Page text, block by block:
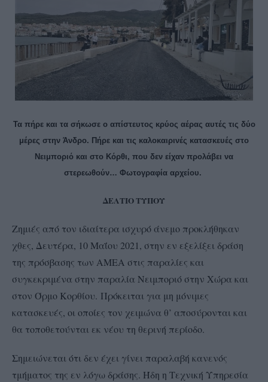
Τα πήρε και τα σήκωσε ο απίστευτος κρύος αέρας αυτές τις δύο
μέρες στην Άνδρο. Πήρε και τις καλοκαιρινές κατασκευές στο
Νειμποριό και στο Κόρθι, που δεν είχαν προλάβει να
στερεωθούν… Φωτογραφία αρχείου.
ΔΕΛΤΙΟ ΤΥΠΟΥ
Ζημιές από τον ιδιαίτερα ισχυρό άνεμο προκλήθηκαν
χθες, Δευτέρα, 10 Μαΐου 2021, στην εν εξελίξει δράση
της πρόσβασης των ΑΜΕΑ στις παραλίες και
συγκεκριμένα στην παραλία Νειμποριό στην Χώρα και
στον Όρμο Κορθίου. Πρόκειται για μη μόνιμες
κατασκευές, οι οποίες τον χειμώνα θ’ αποσύρονται και
θα τοποθετούνται εκ νέου τη θερινή περίοδο.
Σημειώνεται ότι δεν έχει γίνει παραλαβή κανενός
τμήματος της εν λόγω δράσης. Ήδη η Τεχνική Υπηρεσία